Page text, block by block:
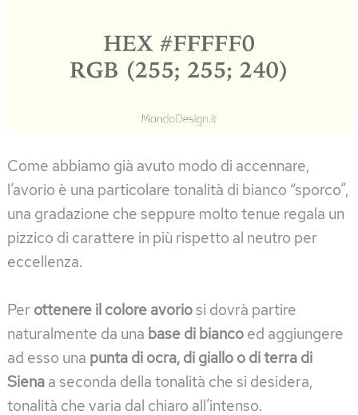
Come abbiamo già avuto modo di accennare,
l’avorio è una particolare tonalità di bianco “sporco”,
una gradazione che seppure molto tenue regala un
pizzico di carattere in più rispetto al neutro per
eccellenza.
Per ottenere il colore avoriosi dovrà partire
naturalmente da una base di bianco ed aggiungere
ad esso una punta di ocra, di giallo o di terra di
Siena a seconda della tonalità che si desidera,
tonalità che varia dal chiaro all’intenso.